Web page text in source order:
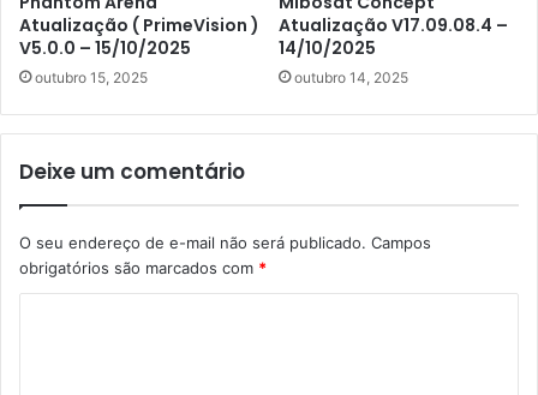
Atualização ( PrimeVision )
V5.0.0 – 15/10/2025
outubro 15, 2025
Atualização V17.09.08.4 –
14/10/2025
outubro 14, 2025
Deixe um comentário
O seu endereço de e-mail não será publicado. Campos
obrigatórios são marcados com *